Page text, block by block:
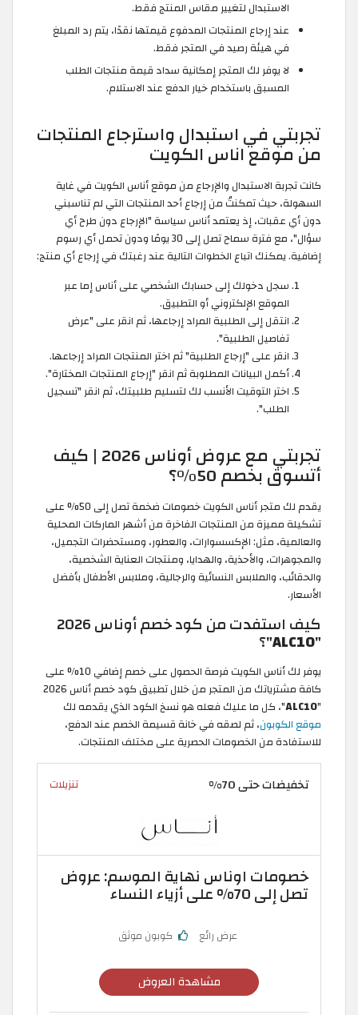
الاستبدال لتغيير مقاس المنتج فقط.
عند إرجاع المنتجات المدفوع قيمتها نقدًا، يتم رد المبلغ
في هيئة رصيد في المتجر فقط.
لا يوفر لك المتجر إمكانية سداد قيمة منتجات الطلب
المسبق باستخدام خيار الدفع عند الاستلام.
تجربتي في استبدال واسترجاع المنتجات
من موقع اناس الكويت
كانت تجربة الاستبدال والإرجاع من موقع أناس الكويت في غاية
السهولة، حيث تمكنتُ من إرجاع أحد المنتجات التي لم تناسبني
دون أي عقبات، إذ يعتمد أناس سياسة "الإرجاع دون طرح أي
سؤال"، مع فترة سماح تصل إلى 30 يومًا ودون تحمل أي رسوم
إضافية. يمكنك اتباع الخطوات التالية عند رغبتك في إرجاع أي منتج:
سجل دخولك إلى حسابك الشخصي على أناس إما عبر
الموقع الإلكتروني أو التطبيق.
انتقل إلى الطلبية المراد إرجاعها، ثم انقر على "عرض
تفاصيل الطلبية".
انقر على "إرجاع الطلبية" ثم اختر المنتجات المراد إرجاعها.
أكمل البيانات المطلوبة ثم انقر "إرجاع المنتجات المختارة".
اختر التوقيت الأنسب لك لتسليم طلبيتك، ثم انقر "تسجيل
الطلب".
تجربتي مع عروض أوناس 2026 | كيف
أتسوق بخصم 50%؟
يقدم لك متجر أناس الكويت خصومات ضخمة تصل إلى 50% على
تشكيلة مميزة من المنتجات الفاخرة من أشهر الماركات المحلية
والعالمية، مثل: الإكسسوارات، والعطور، ومستحضرات التجميل،
والمجوهرات، والأحذية، والهدايا، ومنتجات العناية الشخصية،
والحقائب، والملابس النسائية والرجالية، وملابس الأطفال بأفضل
الأسعار.
كيف استفدت من كود خصم أوناس 2026
"
ALC10"؟
يوفر لك أناس الكويت فرصة الحصول على خصم إضافي 10% على
كافة مشترياتك من المتجر من خلال تطبيق كود خصم أناس 2026
"
ALC10"، كل ما عليك فعله هو نسخ الكود الذي يقدمه لك
موقع الكوبون، ثم لصقه في خانة قسيمة الخصم عند الدفع،
للاستفادة من الخصومات الحصرية على مختلف المنتجات.
تخفيضات حتى 70% تنزيلات
خصومات اوناس نهاية الموسم: عروض
تصل إلى 70% على أزياء النساء
عرض رائع كوبون موثق
مشاهدة العروض